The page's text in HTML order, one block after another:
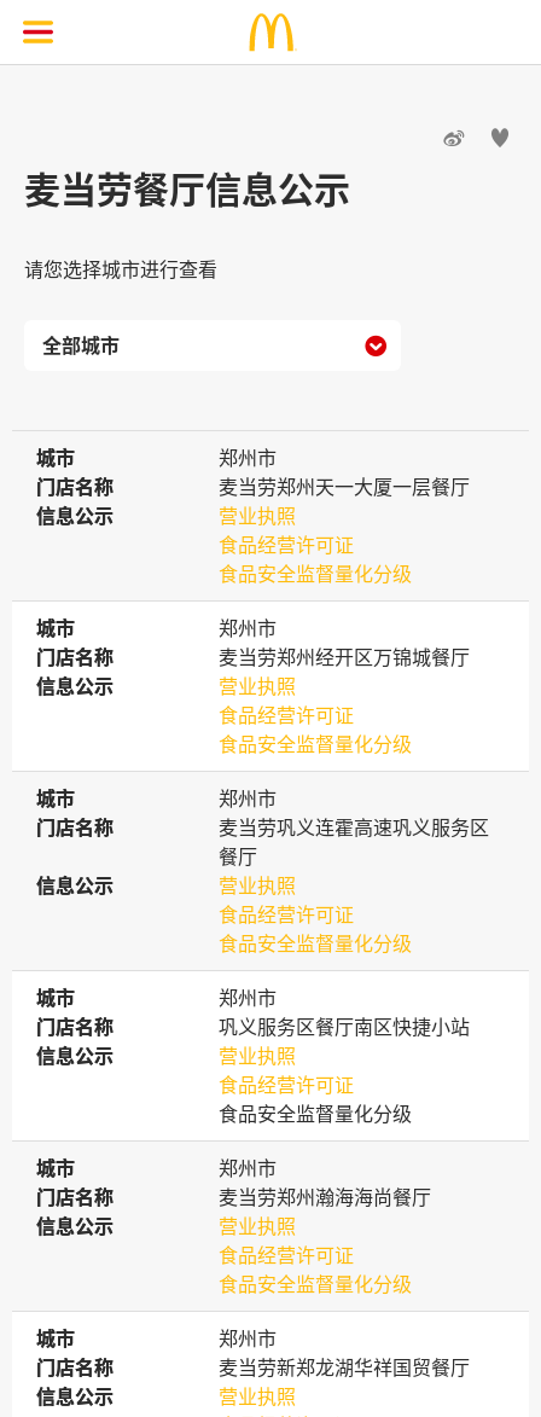
 
麦当劳餐厅信息公示
请您选择城市进行查看

城市
城市
郑州市
门店名称
门店名称
麦当劳郑州天一大厦一层餐厅
信息公示
信息公示
营业执照
食品经营许可证
食品安全监督量化分级
城市
城市
郑州市
门店名称
门店名称
麦当劳郑州经开区万锦城餐厅
信息公示
信息公示
营业执照
食品经营许可证
食品安全监督量化分级
城市
城市
郑州市
门店名称
门店名称
麦当劳巩义连霍高速巩义服务区
餐厅
信息公示
信息公示
营业执照
食品经营许可证
食品安全监督量化分级
城市
城市
郑州市
门店名称
门店名称
巩义服务区餐厅南区快捷小站
信息公示
信息公示
营业执照
食品经营许可证
食品安全监督量化分级
城市
城市
郑州市
门店名称
门店名称
麦当劳郑州瀚海海尚餐厅
信息公示
信息公示
营业执照
食品经营许可证
食品安全监督量化分级
城市
城市
郑州市
门店名称
门店名称
麦当劳新郑龙湖华祥国贸餐厅
信息公示
信息公示
营业执照